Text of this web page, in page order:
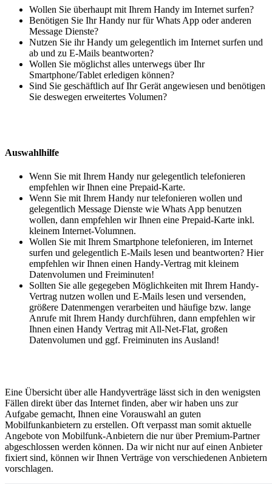
Wollen Sie überhaupt mit Ihrem Handy im Internet surfen?
Benötigen Sie Ihr Handy nur für Whats App oder anderen
Message Dienste?
Nutzen Sie ihr Handy um gelegentlich im Internet surfen und
ab und zu E-Mails beantworten?
Wollen Sie möglichst alles unterwegs über Ihr
Smartphone/Tablet erledigen können?
Sind Sie geschäftlich auf Ihr Gerät angewiesen und benötigen
Sie deswegen erweitertes Volumen?
Auswahlhilfe
Wenn Sie mit Ihrem Handy nur gelegentlich telefonieren
empfehlen wir Ihnen eine Prepaid-Karte.
Wenn Sie mit Ihrem Handy nur telefonieren wollen und
gelegentlich Message Dienste wie Whats App benutzen
wollen, dann empfehlen wir Ihnen eine Prepaid-Karte inkl.
kleinem Internet-Volumnen.
Wollen Sie mit Ihrem Smartphone telefonieren, im Internet
surfen und gelegentlich E-Mails lesen und beantworten? Hier
empfehlen wir Ihnen einen Handy-Vertrag mit kleinem
Datenvolumen und Freiminuten!
Sollten Sie alle gegegeben Möglichkeiten mit Ihrem Handy-
Vertrag nutzen wollen und E-Mails lesen und versenden,
größere Datenmengen verarbeiten und häufige bzw. lange
Anrufe mit Ihrem Handy durchführen, dann empfehlen wir
Ihnen einen Handy Vertrag mit All-Net-Flat, großen
Datenvolumen und ggf. Freiminuten ins Ausland!
Eine Übersicht über alle Handyverträge lässt sich in den wenigsten
Fällen direkt über das Internet finden, aber wir haben uns zur
Aufgabe gemacht, Ihnen eine Vorauswahl an guten
Mobilfunkanbietern zu erstellen. Oft verpasst man somit aktuelle
Angebote von Mobilfunk-Anbietern die nur über Premium-Partner
abgeschlossen werden können. Da wir nicht nur auf einen Anbieter
fixiert sind, können wir Ihnen Verträge von verschiedenen Anbietern
vorschlagen.